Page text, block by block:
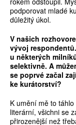
podporovat mladé
důležitý úkol.
V našich
vývoj respondentů
u některých milník
selektivně. A můž
se poprvé začal
ke kurátorství?
K umění mě to
literární, všichni se
přirozenější než